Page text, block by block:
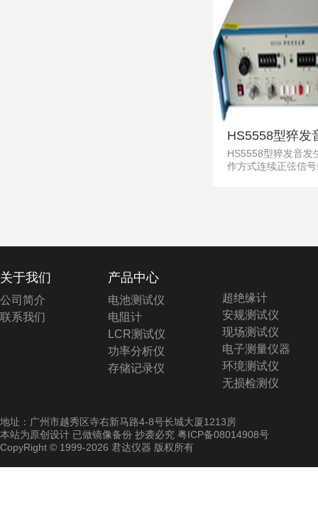
HS5558型猝发
生器
HS5558型猝发音发
作方式连续正弦信
关于我们
公司简介
联系我们
产品中心
电池测试仪
电阻计
LCR测试仪
功率分析仪
存储记录仪
超绝缘计
安规测试仪
现场测试仪
电子测量仪器
环境测试仪
无损检测仪
地址：广州市越秀区寺右新马路4-8号长城大厦1213房
本站为原创设计 已做镜像备份 抄袭必究 粤ICP备08014908号
CopyRight © 1999-2026 君达仪器 版权所有